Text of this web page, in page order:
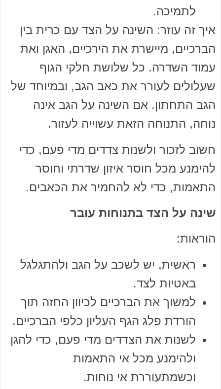
לתמיכה.
איך זה עוזר: השינה על הצד עם כרית בין
הברכיים, מיישרת את הירכיים, האגן ואת
עמוד השדרה. כל שלושת חלקי הגוף
שעלולים לעורר את כאב הגב, ובמיוחד של
הגב התחתון. אם השינה על הגב אינה
נוחה, התנוחה הזאת עשוייה לעזור.
חשוב לזכור ולשנות צדדים מדי פעם, כדי
להימנע מכל חוסר איזון שדרתי וחוסר
התאמות, כדי לא להחמיר את הכאבים.
שינה על הצד בתנוחות עובר
הוראות:
ראשית, יש לשכב על הגב ולהתגלגל
באטיות לצד.
למשוך את הברכיים לכיוון החזה תוך
הורדת פלג הגף העליון כלפי הברכיים.
לשנות את הצדדים מדי פעם, כדי להגן
ולהימנע מכל אי התאמות
וכשמתעוררת אי נוחות.